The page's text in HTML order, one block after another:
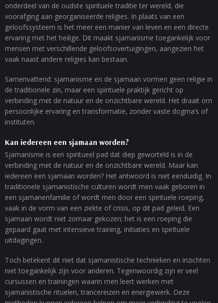
onderdeel van de oudste spirituele traditie ter wereld, die
voorafging aan georganiseerde religies. In plaats van een
geloofssysteem is het meer een manier van leven en een directe
ervaring met het heilige. Dit maakt sjamanisme toegankelijk voor
mensen met verschillende geloofsovertuigingen, aangezien het
vaak naast andere religies kan bestaan.
Samenvattend: sjamanisme en de sjamaan vormen geen religie in
de traditionele zin, maar een spirituele praktijk gericht op
verbinding met de natuur en de onzichtbare wereld. Het draait om
persoonlijke ervaring en transformatie, zonder vaste dogma’s of
instituten.
Kan iedereen een sjamaan worden?
Sjamanisme is een spiritueel pad dat diep geworteld is in de
verbinding met de natuur en de onzichtbare wereld. Maar kan
iedereen een sjamaan worden? Het antwoord is niet eenduidig. In
traditionele sjamanistische culturen wordt men vaak geboren in
een sjamanenfamilie of wordt men door een spirituele roeping,
vaak in de vorm van een ziekte of crisis, op dit pad geleid. Een
sjamaan wordt niet zomaar gekozen; het is een roeping die
gepaard gaat met intensieve training, initiaties en spirituele
uitdagingen.
Toch betekent dit niet dat sjamanistische technieken en inzichten
niet toegankelijk zijn voor anderen. Tegenwoordig zijn er veel
cursussen en trainingen waarin men leert werken met
sjamanistische rituelen, trancereizen en energiewerk. Deze